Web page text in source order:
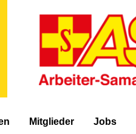
Mitglieder Jobs